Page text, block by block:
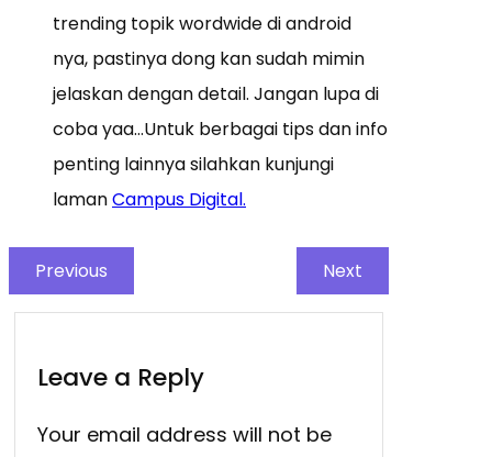
trending topik wordwide di android
nya, pastinya dong kan sudah mimin
jelaskan dengan detail. Jangan lupa di
coba yaa…Untuk berbagai tips dan info
penting lainnya silahkan kunjungi
lamanCampus Digital.
Previous Next
Leave a Reply
Your email address will not be